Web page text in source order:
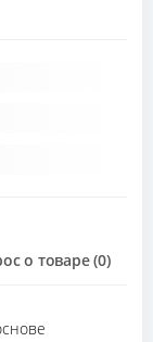
о товаре (0)